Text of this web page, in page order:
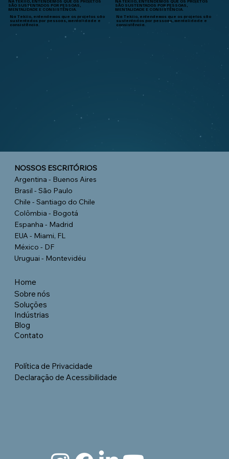
SÃO SUSTENTADOS POR PESSOAS,
MENTALIDADE E CONSISTÊNCIA.
Na Tekiio, entendemos que os projetos são
sustentados por pessoas, mentalidade e
consistência.
SÃO SUSTENTADOS POR PESSOAS,
MENTALIDADE E CONSISTÊNCIA.
Na Tekiio, entendemos que os projetos são
sustentados por pessoas, mentalidade e
consistência.
NOSSOS ESCRITÓRIOS
Argentina - Buenos Aires
Brasil - São Paulo
Chile - Santiago do Chile
Colômbia - Bogotá
Espanha - Madrid
EUA - Miami, FL
México - DF
Uruguai - Montevidéu
Home
Sobre nós
Soluções
Indústrias
Blog
Contato
Política de Privacidade
Declaração de Acessibilidade